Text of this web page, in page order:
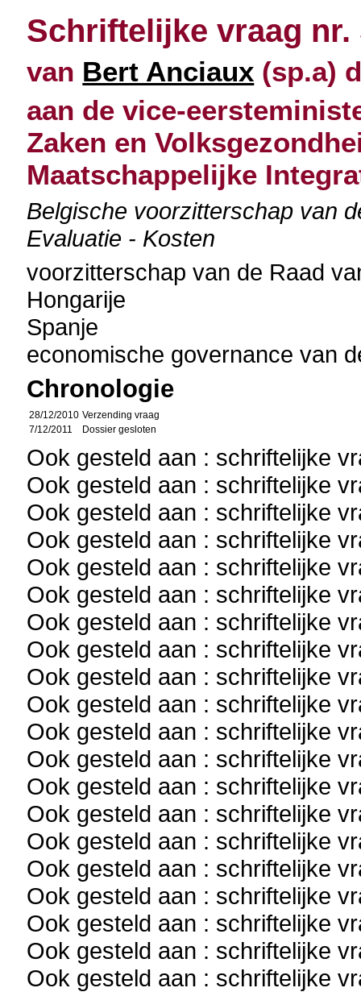
Schriftelijke vraag nr.
van Bert Anciaux (sp.a)
aan de vice-
Zaken en
Maatschappelijke
Belgische voorzitterschap van
Evaluatie - Kosten
voorzitterschap van de Raad
Hongarije
Spanje
economische governance van
Chronologie
28/12/2010 Verzending vraag
7/12/2011
Dossier gesloten
Ook gesteld aan : schriftelijke
Ook gesteld aan : schriftelijke
Ook gesteld aan : schriftelijke
Ook gesteld aan : schriftelijke
Ook gesteld aan : schriftelijke
Ook gesteld aan : schriftelijke
Ook gesteld aan : schriftelijke
Ook gesteld aan : schriftelijke
Ook gesteld aan : schriftelijke
Ook gesteld aan : schriftelijke
Ook gesteld aan : schriftelijke
Ook gesteld aan : schriftelijke
Ook gesteld aan : schriftelijke
Ook gesteld aan : schriftelijke
Ook gesteld aan : schriftelijke
Ook gesteld aan : schriftelijke
Ook gesteld aan : schriftelijke
Ook gesteld aan : schriftelijke
Ook gesteld aan : schriftelijke
Ook gesteld aan : schriftelijke